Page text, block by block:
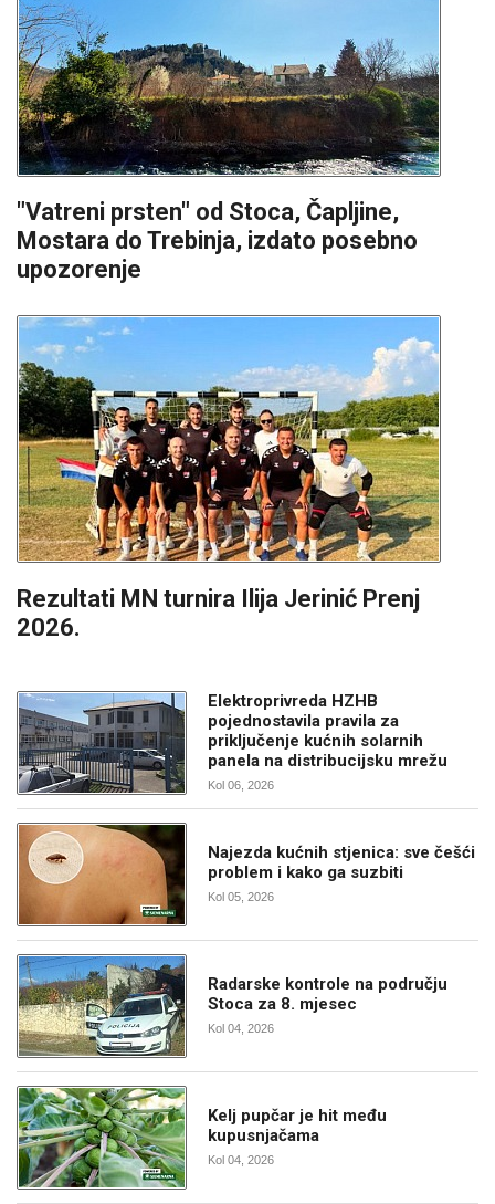
"Vatreni prsten" od Stoca, Čapljine,
Mostara do Trebinja, izdato posebno
upozorenje
Rezultati MN turnira Ilija Jerinić Prenj
2026.
Elektroprivreda HZHB
pojednostavila pravila za
priključenje kućnih solarnih
panela na distribucijsku mrežu
Kol 06, 2026
Najezda kućnih stjenica: sve češći
problem i kako ga suzbiti
Kol 05, 2026
Radarske kontrole na području
Stoca za 8. mjesec
Kol 04, 2026
Kelj pupčar je hit među
kupusnjačama
Kol 04, 2026